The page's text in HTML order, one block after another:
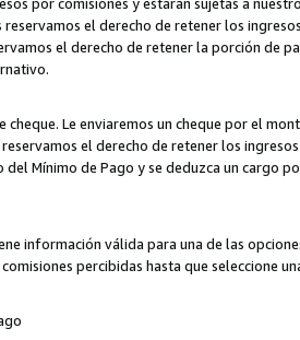
reservamos el derecho de retener los
el derecho de retener la porción de
cheque. Le enviaremos un cheque por el
el derecho de retener los
del Mínimo de Pago y se deduzca un cargo
información válida para una de las
percibidas hasta que seleccione